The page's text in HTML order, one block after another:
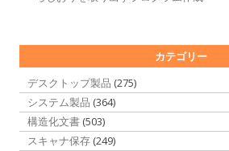
カテゴリー
デスクトップ製品 (275)
システム製品 (364)
構造化文書 (503)
スキャナ保存 (249)